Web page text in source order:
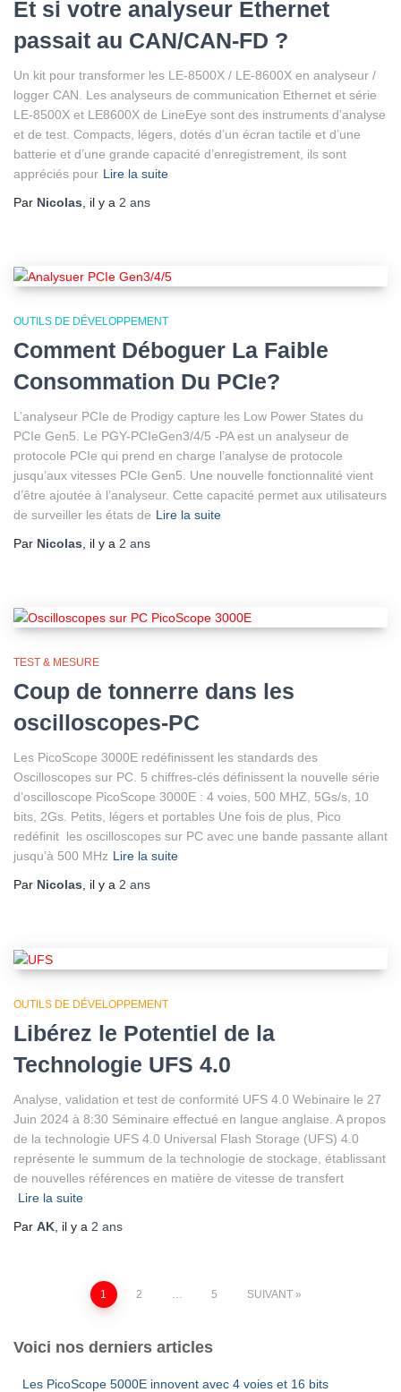
Et si votre analyseur Ethernet
passait au CAN/CAN-FD ?
Un kit pour transformer les LE-8500X / LE-8600X en analyseur /
logger CAN. Les analyseurs de communication Ethernet et série
LE-8500X et LE8600X de LineEye sont des instruments d’analyse
et de test. Compacts, légers, dotés d’un écran tactile et d’une
batterie et d’une grande capacité d’enregistrement, ils sont
appréciés pour Lire la suite
Par Nicolas , il y a 2 ans
OUTILS DE DÉVELOPPEMENT
Comment Déboguer La Faible
Consommation Du PCIe?
L’analyseur PCIe de Prodigy capture les Low Power States du
PCIe Gen5. Le PGY-PCIeGen3/4/5 -PA est un analyseur de
protocole PCIe qui prend en charge l’analyse de protocole
jusqu’aux vitesses PCIe Gen5. Une nouvelle fonctionnalité vient
d’être ajoutée à l’analyseur. Cette capacité permet aux utilisateurs
de surveiller les états de Lire la suite
Par Nicolas , il y a 2 ans
TEST & MESURE
Coup de tonnerre dans les
oscilloscopes-PC
Les PicoScope 3000E redéfinissent les standards des
Oscilloscopes sur PC. 5 chiffres-clés définissent la nouvelle série
d’oscilloscope PicoScope 3000E : 4 voies, 500 MHZ, 5Gs/s, 10
bits, 2Gs. Petits, légers et portables Une fois de plus, Pico
redéfinit les oscilloscopes sur PC avec une bande passante allant
jusqu’à 500 MHz Lire la suite
Par Nicolas, il y a 2 ans
OUTILS DE DÉVELOPPEMENT
Libérez le Potentiel de la
Technologie UFS 4.0
Analyse, validation et test de conformité UFS 4.0 Webinaire le 27
Juin 2024 à 8:30 Séminaire effectué en langue anglaise. A propos
de la technologie UFS 4.0 Universal Flash Storage (UFS) 4.0
représente le summum de la technologie de stockage, établissant
de nouvelles références en matière de vitesse de transfert
Lire la suite
Par AK , il y a 2 ans
1 2 5 SUIVANT
Voici nos derniers articles
Les PicoScope 5000E innovent avec 4 voies et 16 bits